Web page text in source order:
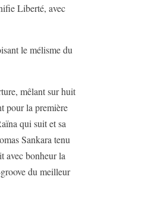
Liberté, avec
le mélisme du
mêlant sur huit
pour la première
qui suit et sa
Sankara tenu
avec bonheur la
du meilleur